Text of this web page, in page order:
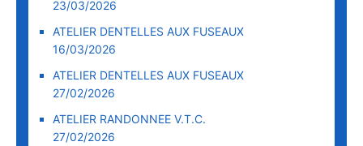
23/03/2026
ATELIER DENTELLES AUX FUSEAUX
16/03/2026
ATELIER DENTELLES AUX FUSEAUX
27/02/2026
ATELIER RANDONNEE V.T.C.
27/02/2026